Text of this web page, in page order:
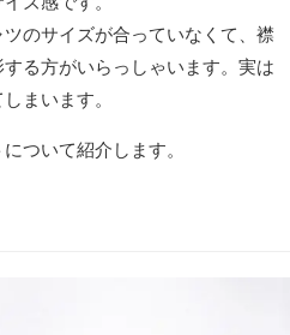
のサイズが合っていなくて、襟
る方がいらっしゃいます。実は
まいます。
ついて紹介します。